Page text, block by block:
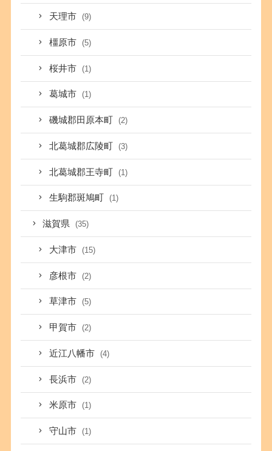
天理市 (9)
橿原市 (5)
桜井市 (1)
葛城市 (1)
磯城郡田原本町 (2)
北葛城郡広陵町 (3)
北葛城郡王寺町 (1)
生駒郡斑鳩町 (1)
滋賀県 (35)
大津市 (15)
彦根市 (2)
草津市 (5)
甲賀市 (2)
近江八幡市 (4)
長浜市 (2)
米原市 (1)
守山市 (1)